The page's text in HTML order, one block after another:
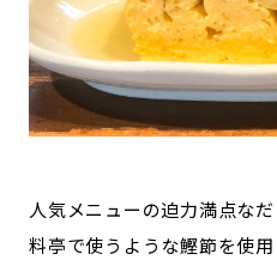
人気メニューの迫力満点な
料亭で使うような鰹節を使